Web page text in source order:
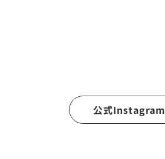
公式Instagram